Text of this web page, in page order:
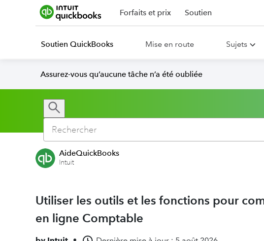
Forfaits et prix Soutien
Soutien QuickBooks Mise en route Sujets
Assurez-vous qu’aucune tâche n’a été oubliée
AideQuickBooks
Intuit
Utiliser les outils et les fonctions pour
en ligne Comptable